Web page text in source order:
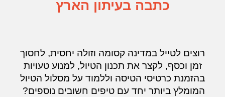
כתבה בעיתון הארץ
רוצים לטייל במדינה קסומה וזולה יחסית, לחסוך
זמן וכסף, לקצר את תכנון הטיול, למנוע טעויות
בהזמנת כרטיסי הטיסה וללמוד על מסלול הטיול
המומלץ ביותר יחד עם טיפים חשובים נוספים?